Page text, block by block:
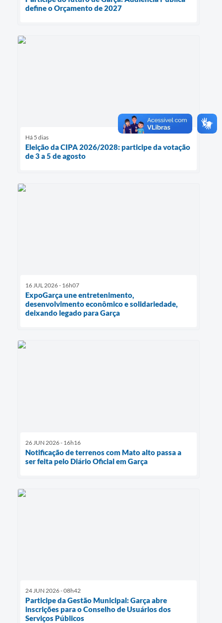
define o Orçamento de 2027
Há 5 dias
Eleição da CIPA 2026/2028: participe da votação
de 3 a 5 de agosto
16 JUL 2026 - 16h07
ExpoGarça une entretenimento,
desenvolvimento econômico e solidariedade,
deixando legado para Garça
26 JUN 2026 - 16h16
Notificação de terrenos com Mato alto passa a
ser feita pelo Diário Oficial em Garça
24 JUN 2026 - 08h42
Participe da Gestão Municipal: Garça abre
inscrições para o Conselho de Usuários dos
Serviços Públicos